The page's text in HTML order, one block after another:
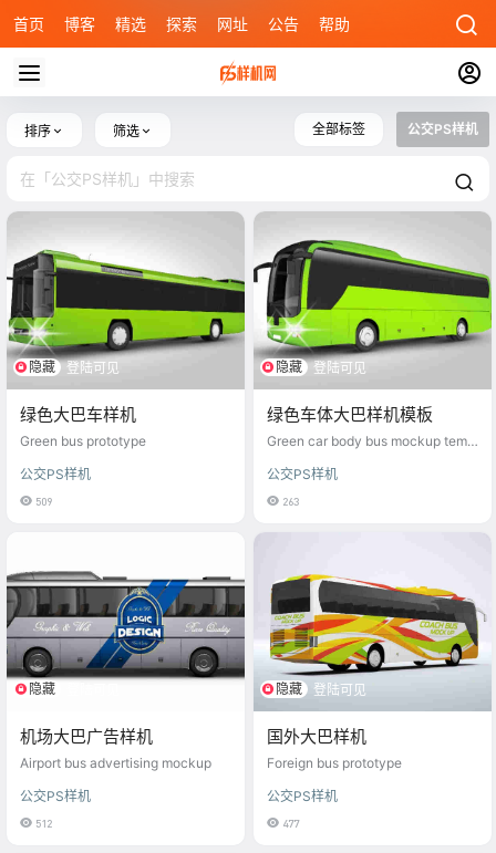
首页 博客 精选 探索 网址 公告 帮助
排序 筛选 全部标签 公交PS样机
隐藏 登陆可见
绿色大巴车样机
Green bus prototype
公交PS样机
509
隐藏 登陆可见
绿色车体大巴样机模板
Green car body bus mockup templ
公交PS样机
263
隐藏
机场大巴广告样机
Airport bus advertising mockup
公交PS样机
512
隐藏 登陆可见
国外大巴样机
Foreign bus prototype
公交PS样机
477